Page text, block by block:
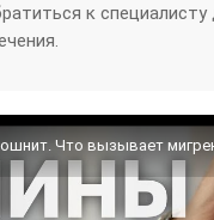
к специалисту
Что вызывает